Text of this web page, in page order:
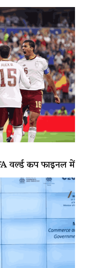
वर्ल्ड कप फाइनल में